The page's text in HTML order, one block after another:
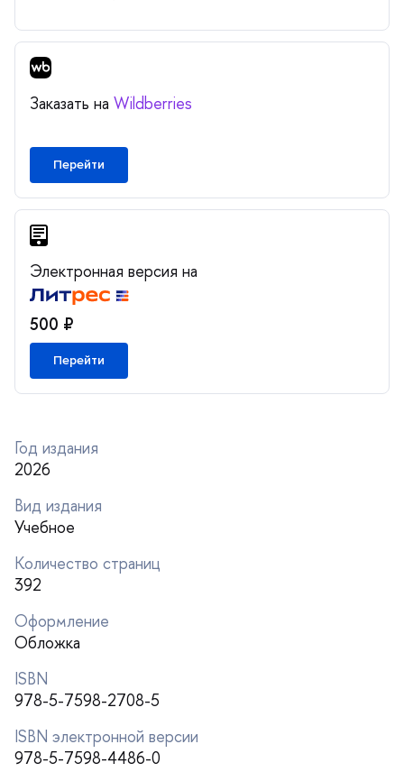
Заказать на Wildberries
Перейти
Электронная версия на
500 ₽
Перейти
Год издания
2026
ид издания
Учебное
Количество страниц
392
Оформление
Обложка
ISBN
978-5-7598-2708-5
ISBN электронной версии
978-5-7598-4486-0